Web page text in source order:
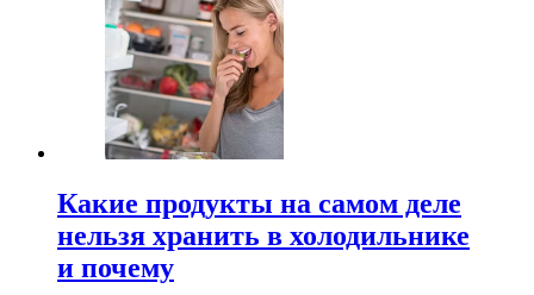
Какие продукты на самом деле
нельзя хранить в холодильнике
и почему